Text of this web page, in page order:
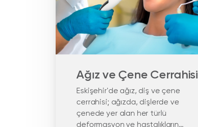
Ağız ve Çene Cerrahisi
Eskişehir'de ağız, diş ve çene
cerrahisi; ağızda, dişlerde ve
çenede yer alan her türlü
deformasyon ve hastalıkların